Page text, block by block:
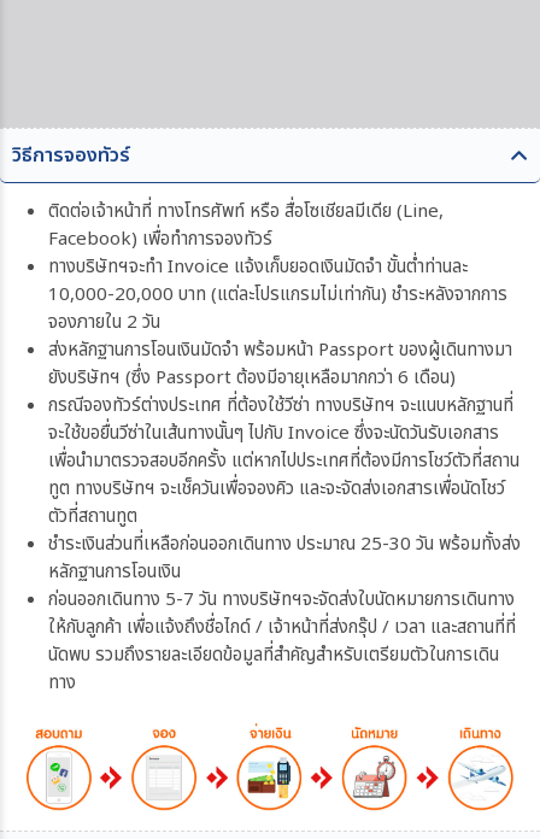
วิธีการจองทัวร์
ติดต่อเจ้าหน้าที่ ทางโทรศัพท์ หรือ สื่อโซเชียลมีเดีย (Line,
Facebook) เพื่อทำการจองทัวร์
ทางบริษัทฯจะทำ Invoice แจ้งเก็บยอดเงินมัดจำ ขั้นต่ำท่านละ
10,000-20,000 บาท (แต่ละโปรแกรมไม่เท่ากัน) ชำระหลังจากการ
จองภายใน 2 วัน
ส่งหลักฐานการโอนเงินมัดจำ พร้อมหน้า Passport ของผู้เดินทางมา
ยังบริษัทฯ (ซึ่ง Passport ต้องมีอายุเหลือมากกว่า 6 เดือน)
กรณีจองทัวร์ต่างประเทศ ที่ต้องใช้วีซ่า ทางบริษัทฯ จะแนบหลักฐานที่
จะใช้ขอยื่นวีซ่าในเส้นทางนั้นๆ ไปกับ Invoice ซึ่งจะนัดวันรับเอกสาร
เพื่อนำมาตรวจสอบอีกครั้ง แต่หากไปประเทศที่ต้องมีการโชว์ตัวที่สถาน
ทูต ทางบริษัทฯ จะเช็ควันเพื่อจองคิว และจะจัดส่งเอกสารเพื่อนัดโชว์
ตัวที่สถานทูต
ชำระเงินส่วนที่เหลือก่อนออกเดินทาง ประมาณ 25-30 วัน พร้อมทั้งส่ง
หลักฐานการโอนเงิน
ก่อนออกเดินทาง 5-7 วัน ทางบริษัทฯจะจัดส่งใบนัดหมายการเดินทาง
ให้กับลูกค้า เพื่อแจ้งถึงชื่อไกด์ / เจ้าหน้าที่ส่งกรุ๊ป / เวลา และสถานที่ที่
นัดพบ รวมถึงรายละเอียดข้อมูลที่สำคัญสำหรับเตรียมตัวในการเดิน
ทาง